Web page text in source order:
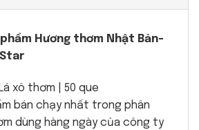
Hương thơm Nhật Bản-
xô thơm | 50 que
bán chạy nhất trong phân
dùng hàng ngày của công ty